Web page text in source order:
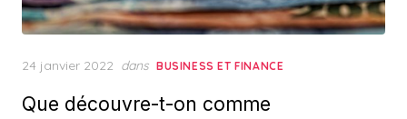
Posted
24 janvier 2022 dans BUSINESS ET FINANCE
Que découvre-t-on comme